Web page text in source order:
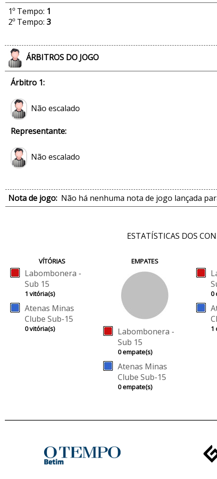
1º Tempo: 1
2º Tempo: 3
ÁRBITROS DO JOGO
Árbitro 1:
Não escalado
Representante:
Não escalado
Nota de jogo: Não há nenhuma nota de jogo lançada
ESTATÍSTICAS DOS
VÍTÓRIAS
Labombonera -
Sub 15
1 vitória(s)
Atenas Minas
Clube Sub-15
0 vitória(s)
EMPATES
Labombonera -
Sub 15
0 empate(s)
Atenas Minas
Clube Sub-15
0 empate(s)
0
1